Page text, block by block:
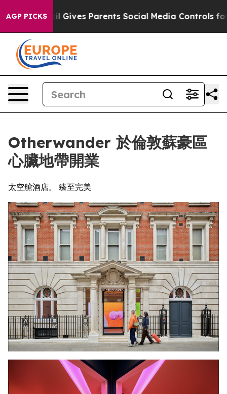
AGP PICKS
Brazil Gives Parents Social Media Controls for Their
Otherwander 於倫敦蘇豪區
心臟地帶開業
太空艙酒店。 臻至完美